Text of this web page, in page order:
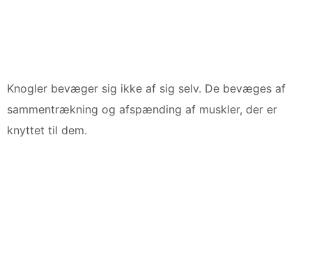
Knogler bevæger sig ikke af sig selv. De bevæges af
sammentrækning og afspænding af muskler, der er
knyttet til dem.